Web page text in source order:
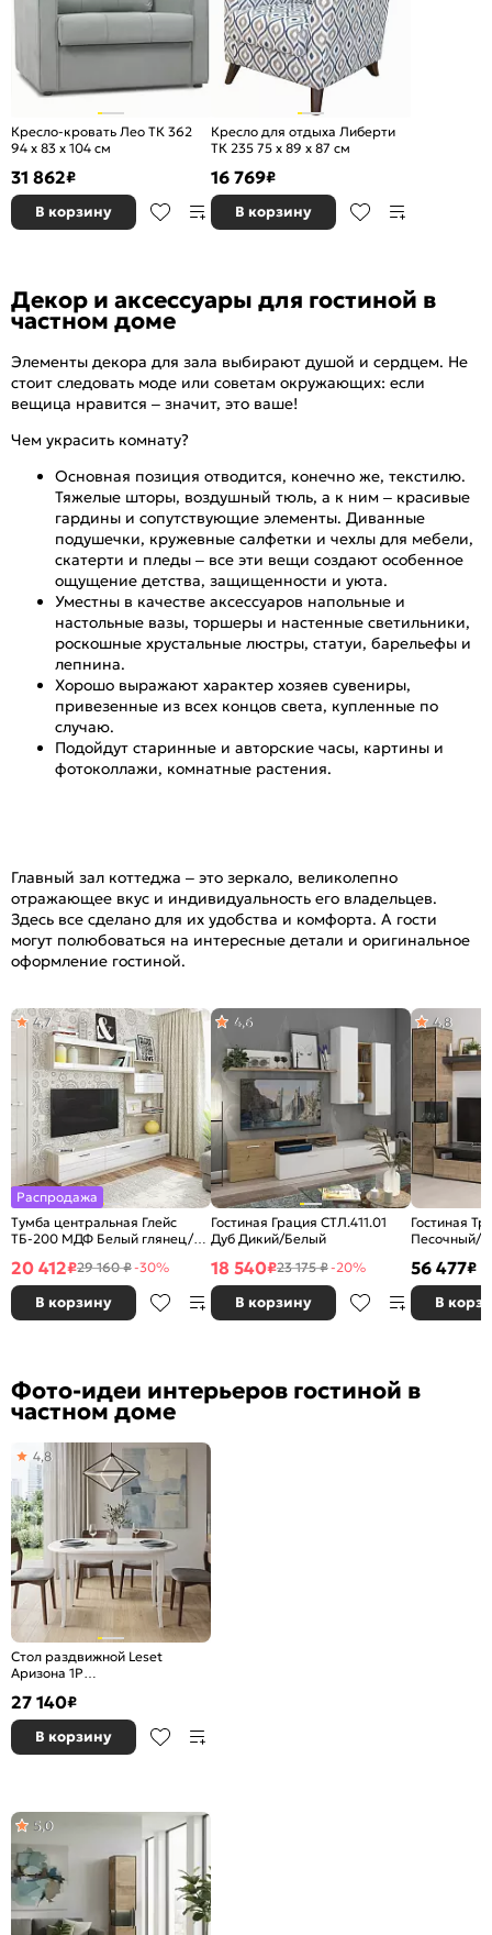
Кресло-кровать Лео ТК 362
94 x 83 x 104 см
31 862₽
В корзину
Кресло для отдыха Либерти
ТК 235 75 x 89 x 87 см
16 769₽
В корзину
Декор и аксессуары для гостиной в
частном доме
Элементы декора для зала выбирают душой и сердцем. Не
стоит следовать моде или советам окружающих: если
вещица нравится – значит, это ваше!
Чем украсить комнату?
Основная позиция отводится, конечно же, текстилю.
Тяжелые шторы, воздушный тюль, а к ним – красивые
гардины и сопутствующие элементы. Диванные
подушечки, кружевные салфетки и чехлы для мебели,
скатерти и пледы – все эти вещи создают особенное
ощущение детства, защищенности и уюта.
Уместны в качестве аксессуаров напольные и
настольные вазы, торшеры и настенные светильники,
роскошные хрустальные люстры, статуи, барельефы и
лепнина.
Хорошо выражают характер хозяев сувениры,
привезенные из всех концов света, купленные по
случаю.
Подойдут старинные и авторские часы, картины и
фотоколлажи, комнатные растения.
Главный зал коттеджа – это зеркало, великолепно
отражающее вкус и индивидуальность его владельцев.
Здесь все сделано для их удобства и комфорта. А гости
могут полюбоваться на интересные детали и оригинальное
оформление гостиной.
Распродажа
Тумба центральная Глейс
ТБ-200 МДФ Белый глянец/
4,7
20 412₽29 160 ₽-30%
В корзину
Гостиная Грация СТЛ.411.01
Дуб Дикий/Белый
4,6
18 540₽23 175 ₽-20%
В корзину
Гостиная
Песочный/
4,8
56 477₽
В
Фото-идеи интерьеров гостиной в
частном доме
Стол раздвижной Leset
Аризона 1Р
4,8
27 140₽
В корзину
5,0